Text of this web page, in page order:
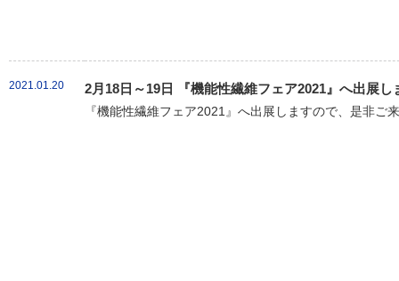
2021.01.20 2月18日～19日 『機能性繊維フェア2021』へ出展し
『機能性繊維フェア2021』へ出展しますので、是